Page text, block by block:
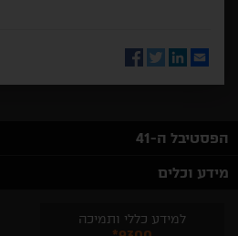
Email
LinkedIn
Twitter
Facebook
הפסטיבל ה-41
מידע וכלים
למידע כללי ותמיכה